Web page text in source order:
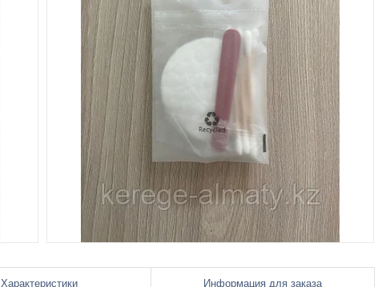
Характеристики Информация для заказа